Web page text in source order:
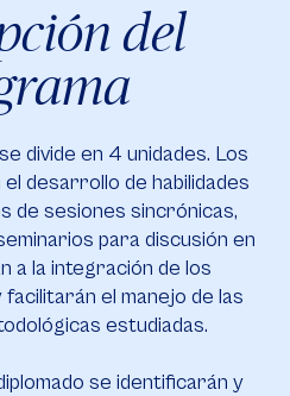
del
divide en 4 unidades. Los
desarrollo de habilidades
de sesiones sincrónicas,
para discusión en
a la integración de los
el manejo de las
estudiadas.
se identificarán y